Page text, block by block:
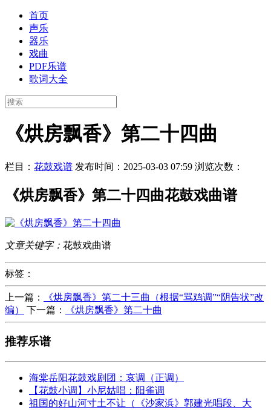
首页
声乐
器乐
戏曲
PDF乐谱
歌词大全
《烘房飘香》第二十四曲
栏目： 花鼓戏谱 发布时间：2025-03-03 07:59 浏览次数：
《烘房飘香》第二十四曲花鼓戏曲谱
文章关键字： 花鼓戏曲谱
标签：
上一篇：
《烘房飘香》第二十三曲（根据“骂鸡调”“阴告状”改
编）
下一篇： 《烘房飘香》第二十曲
推荐乐谱
海棠岳阳花鼓戏剧团：哀调（正调）
【花鼓小调】小尼姑唱：阳雀调
祖国的好山河寸土不让（《沙家浜》郭建光唱段、大